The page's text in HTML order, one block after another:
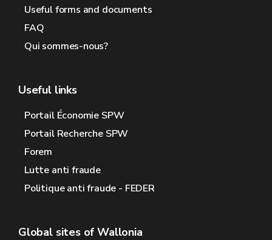
Useful forms and documents
FAQ
Qui sommes-nous?
Useful links
Portail Économie SPW
Portail Recherche SPW
Forem
Lutte anti fraude
Politique anti fraude - FEDER
Global sites of Wallonia